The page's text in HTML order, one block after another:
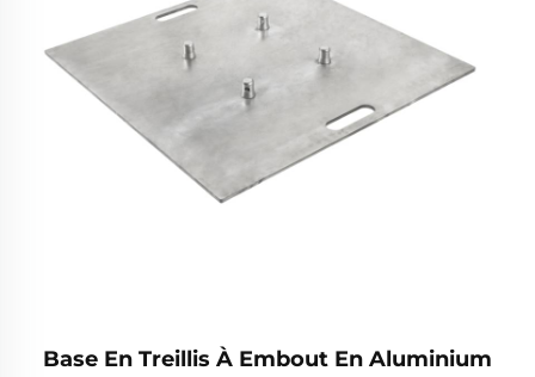
Base En Treillis À Embout En Aluminium